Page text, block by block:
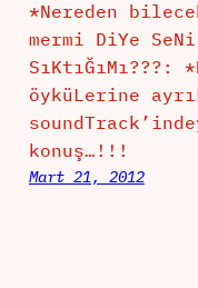
*Nereden
mermi DiYe
SıKtıĞıMı???:
öyküLerine
konuş…!!!
Mart 21, 2012